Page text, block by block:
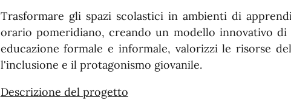
Trasformare gli spazi scolastici in ambienti di
orario pomeridiano, creando un modello innovativo
educazione formale e informale, valorizzi le risorse
l'inclusione e il protagonismo giovanile.
Descrizione del progetto